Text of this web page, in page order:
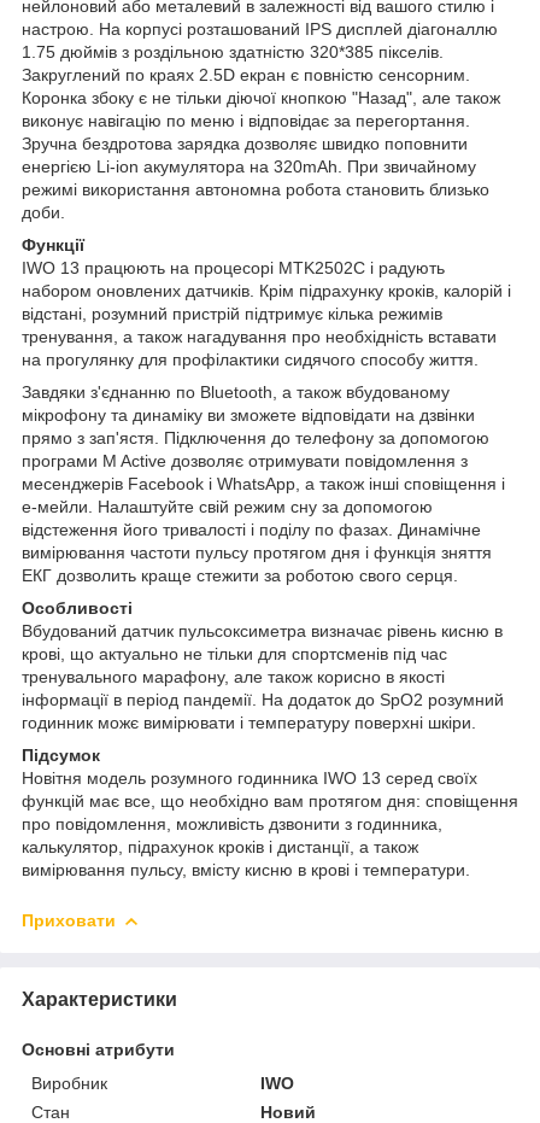
нейлоновий або металевий в залежності від вашого стилю і
настрою. На корпусі розташований IPS дисплей діагоналлю
1.75 дюймів з роздільною здатністю 320*385 пікселів.
Закруглений по краях 2.5D екран є повністю сенсорним.
Коронка збоку є не тільки діючої кнопкою "Назад", але також
виконує навігацію по меню і відповідає за перегортання.
Зручна бездротова зарядка дозволяє швидко поповнити
енергією Li-ion акумулятора на 320mAh. При звичайному
режимі використання автономна робота становить близько
доби.
Функції
IWO 13 працюють на процесорі MTK2502C і радують
набором оновлених датчиків. Крім підрахунку кроків, калорій і
відстані, розумний пристрій підтримує кілька режимів
тренування, а також нагадування про необхідність вставати
на прогулянку для профілактики сидячого способу життя.
Завдяки з'єднанню по Bluetooth, а також вбудованому
мікрофону та динаміку ви зможете відповідати на дзвінки
прямо з зап'ястя. Підключення до телефону за допомогою
програми M Active дозволяє отримувати повідомлення з
месенджерів Facebook і WhatsApp, а також інші сповіщення і
е-мейли. Налаштуйте свій режим сну за допомогою
відстеження його тривалості і поділу по фазах. Динамічне
вимірювання частоти пульсу протягом дня і функція зняття
ЕКГ дозволить краще стежити за роботою свого серця.
Особливості
Вбудований датчик пульсоксиметра визначає рівень кисню в
крові, що актуально не тільки для спортсменів під час
тренувального марафону, але також корисно в якості
інформації в період пандемії. На додаток до SpO2 розумний
годинник можє вимірювати і температуру поверхні шкіри.
Підсумок
Новітня модель розумного годинника IWO 13 серед своїх
функцій має все, що необхідно вам протягом дня: сповіщення
про повідомлення, можливість дзвонити з годинника,
калькулятор, підрахунок кроків і дистанції, а також
вимірювання пульсу, вмісту кисню в крові і температури.
Приховати
Характеристики
Основні атрибути
Виробник
IWO
Стан
Новий